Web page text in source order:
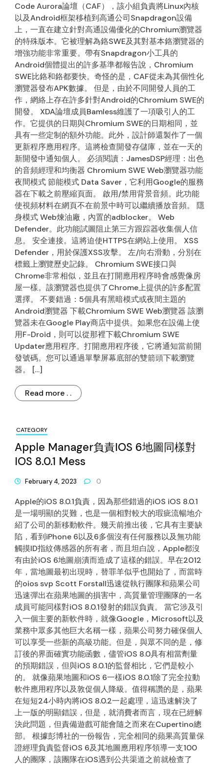
Code Aurora論壇（CAF），該小組負責將Linux內核
以及Android框架移植到高通公司Snapdragon設備
上，一直在建立針對高通設備優化的Chromium瀏覽器
的特殊版本。它被理解為鉻SWE及其對基本鉻瀏覽器的
增強功能非常重要。帶有Snapdragon小工具的
Android個體提出的許多基準都報告說，Chromium
SWE比鉻和鉻都要快。奇怪的是，CAF從未為其個性化
瀏覽器發布APK數據。 但是，由於不同開發人員的工
作，網絡上存在許多針對Android的Chromium SWE的
開發。 XDA論壇成員Bamless維護了一項吸引人的工
作。它提供的日期與Chromium SWE的日期相同，並
具有一些定制的額外功能。此外，設計師還製作了一個
更新程序應用程序。這將檢查開發存儲庫，並在一天的
新開發中通知個人。 必須閱讀：JamesDSP經理：出色
的音頻經理和均衡器 Chromium SWE Web瀏覽器功能
夜間模式 節能模式 Data Saver，它利用Google的服務
器在下載之前壓縮頁面。 啟用/禁用背景音頻。此功能
使視頻材料在網頁不在前景中時可以繼續播放音頻。 隱
身模式 Web煉油廠，內置的adblocker。 Web
Defender。此功能試圖阻止第三方跟踪器收集個人信
息。 安全連接。這將迫使HTTPS在網站上使用。 XSS
Defender，用於保護XSS攻擊。 左/向右滑動，分別在
標籤上瀏覽歷史記錄。 Chromium SWE接口與
Chrome非常相似，並且在打開應用程序時會感覺像房
屋一樣。該瀏覽器也提供了Chrome上提供的許多配置
選擇。 不要錯過：5個具有黑暗模式或夜間主題的
Android瀏覽器 下載Chromium SWE Web瀏覽器 該瀏
覽器未在Google Play商店中提供。如果您在設備上使
用F-Droid，則可以從那裡下載Chromium SWE
Updater應用程序。打開應用程序後，它將通知當前開
發號碼。您可以通過單擊屏幕底部的雙箭頭下載瀏覽
器。 […]
Read more . .
CATEGORY
Apple Manager負責iOS 6地圖同樣對
IOS 8.0.1 Mess
February 4, 2023 0
Apple的iOS 8.0.1負責，因為那些錯過的iOS iOS 8.0.1
是一場明顯的災難，也是一個相對較大的瑕疵流暢地介
紹了公司的新移動軟件。幾天前推出後，它具有主要缺
陷，看到iPhone 6以及6多個沒有任何服務以及無功能
觸摸ID指紋傳感器的所有者，而且坦白說，Apple都沒
有由於iOS 6地圖崩潰而造成了這樣的錯誤。早在2012
年，當地圖最初出現時，替罪羊似乎也開始了，而當時
的oios svp Scott Forstall迅速從執行團隊和蘋果公司
迅速彈出在蘋果地圖的損害中，高質量管理團隊的一名
成員可能同樣對iOS 8.0.1發射的錯誤負責。 當它涉及引
入一個主要的新軟件時，就像Google，Microsoft以及
業務中眾多其他巨大名稱一樣，蘋果公司努力確保個人
可以享受一些新的高級功能。但是，與眾不同的是，修
訂後的界面確實功能函數，儘管iOS 8.0具有相當劑量
的預期錯誤，但與iOS 8.0.1的監督相比，它們是較小
的。 就像蘋果地圖和iOS 6一樣iOS 8.0.1除了完全拉動
軟件應用程序以及敦促個人降級。值得稱讚的是，蘋果
在短短24小時內將iOS 8.0.2一起處理，這迅速解決了
上一版的明顯錯誤，但是，就消費者而言，現在已經解
決此問題，但責備遊戲可能會隨之而來在Cupertino總
部。 根據彭博社的一份報告，完全相同的蘋果高質量保
證經理負責監督iOS 6及其地圖應用程序領導一支100
人的團隊，該團隊在iOS遇到公共渠道之前就檢查了